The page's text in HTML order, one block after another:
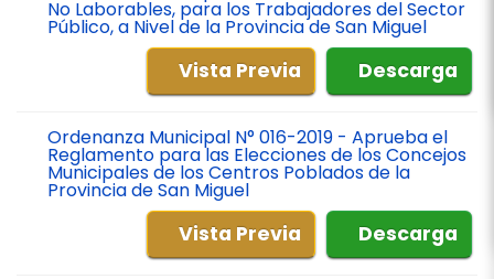
No Laborables, para los Trabajadores del Sector
Público, a Nivel de la Provincia de San Miguel
Descarga
Vista Previa
Ordenanza Municipal N° 016-2019 - Aprueba el
Reglamento para las Elecciones de los Concejos
Municipales de los Centros Poblados de la
Provincia de San Miguel
Descarga
Vista Previa